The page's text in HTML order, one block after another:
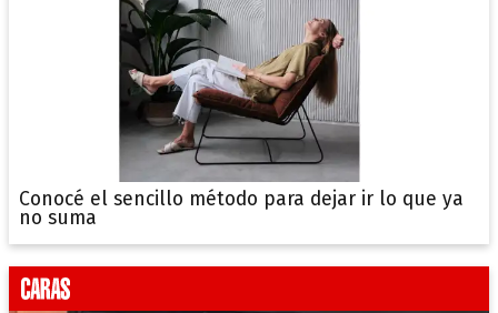
Conocé el sencillo método para dejar ir lo que ya
no suma